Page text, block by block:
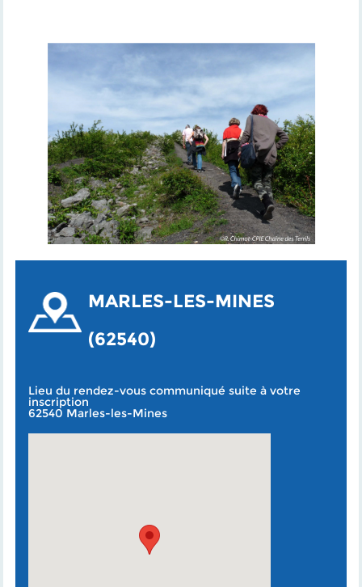
MARLES-LES-MINES
(62540)
Lieu du rendez-vous communiqué suite à votre
inscription
62540 Marles-les-Mines